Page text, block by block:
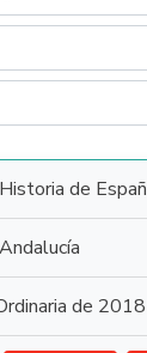
Historia de
Andalucía
de 2018